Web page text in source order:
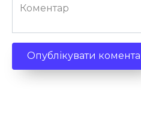
Коментар